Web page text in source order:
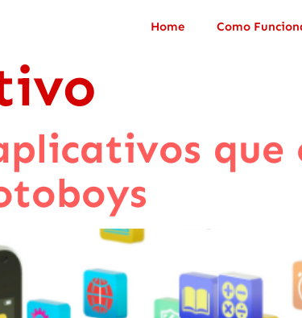
Home Como
que